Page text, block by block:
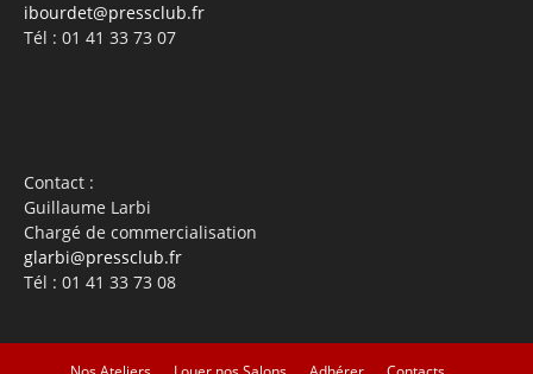
ibourdet@pressclub.fr
Tél : 01 41 33 73 07
Contact :
Guillaume Larbi
Chargé de commercialisation
glarbi@pressclub.fr
Tél : 01 41 33 73 08